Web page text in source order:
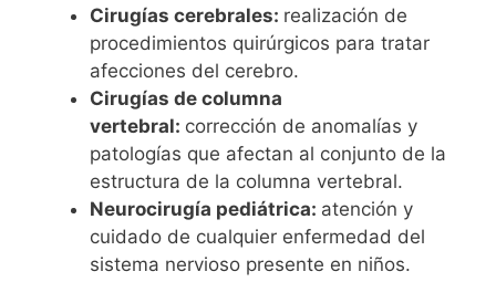
Cirugías cerebrales: realización de
procedimientos quirúrgicos para tratar
afecciones del cerebro.
Cirugías de columna
vertebral: corrección de anomalías y
patologías que afectan al conjunto de la
estructura de la columna vertebral.
Neurocirugía pediátrica: atención y
cuidado de cualquier enfermedad del
sistema nervioso presente en niños.